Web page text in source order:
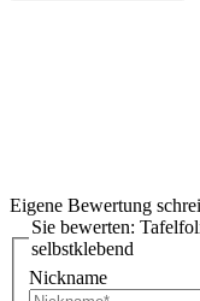
Eigene Bewertung
Sie bewerten:
selbstklebend
Nickname